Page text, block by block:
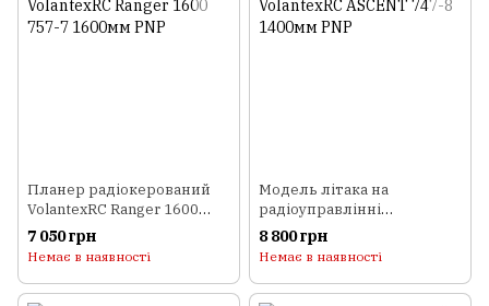
Планер радіокерований
VolantexRC Ranger 1600
757-7 1600мм PNP
7 050 грн
Немає в наявності
Модель літака на
радіоуправлінні
VolantexRC ASCENT 747-8
1400мм PNP
8 800 грн
Немає в наявності